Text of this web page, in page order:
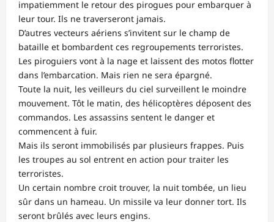
impatiemment le retour des pirogues pour embarquer à
leur tour. Ils ne traverseront jamais.
D’autres vecteurs aériens s’invitent sur le champ de
bataille et bombardent ces regroupements terroristes.
Les piroguiers vont à la nage et laissent des motos flotter
dans l’embarcation. Mais rien ne sera épargné.
Toute la nuit, les veilleurs du ciel surveillent le moindre
mouvement. Tôt le matin, des hélicoptères déposent des
commandos. Les assassins sentent le danger et
commencent à fuir.
Mais ils seront immobilisés par plusieurs frappes. Puis
les troupes au sol entrent en action pour traiter les
terroristes.
Un certain nombre croit trouver, la nuit tombée, un lieu
sûr dans un hameau. Un missile va leur donner tort. Ils
seront brûlés avec leurs engins.